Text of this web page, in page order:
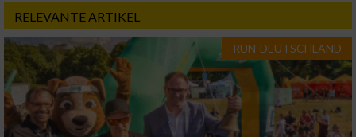
RELEVANTE ARTIKEL
RUN-DEUTSCHLAND